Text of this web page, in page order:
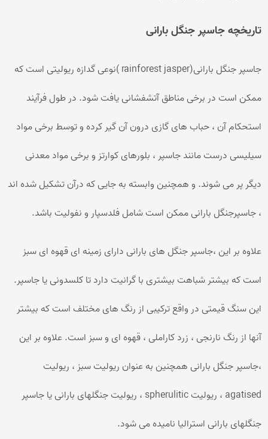
تاریخچه جاسپر جنگل بارانی
جاسپر جنگل بارانی(rainforest jasper )نوعی گدازه ریولیتی است که
ممکن است در برخی مناطق آتشفشانی یافت شود. در طول فرآیند
استحکام آن ، حباب های گازی درون آن گیر کرده و توسط برخی مواد
سیلیسی درست مانند جاسپر ، بلورهای کوارتز و برخی مواد معدنی
دیگر پر می شوند. و همچنین وابسته به جایی که درآن تشکیل شده اند
، جاسپرجنگل بارانی ممکن است شامل فلدسپار و نفولیت باشد.
علاوه بر این ،جاسپر جنگل های بارانی دارای زمینه ای قهوه ای سبز
است که بیشتر شباهت بیشتری با گرانیت دارد تا کلسدونی یا جاسپر.
این سنگ قیمتی در واقع ترکیبی از رنگ های مختلف است که بیشتر
آنها از رنگ نارنجی ، زرد کاراملی ، قهوه ای و سبز است. علاوه بر این
،جاسپر جنگل بارانی همچنین به عنوان ریولیت سبز ، ریولیت
agatised ، ریولیت spherulitic ، ریولیت جنگلهای بارانی یا جاسپر
جنگلهای بارانی استرالیا نامیده می شود.